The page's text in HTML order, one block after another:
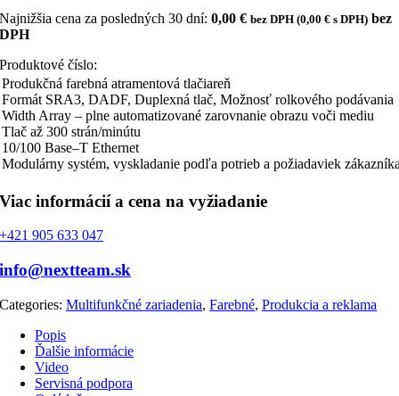
Najnižšia cena za posledných 30 dní:0,00€ bez DPH (0,00€ s DPH) bez
DPH
Produktové číslo:
Produkčná farebná atramentová tlačiareň
Formát SRA3, DADF, Duplexná tlač, Možnosť rolkového podávania
Width Array – plne automatizované zarovnanie obrazu voči mediu
Tlač až 300 strán/minútu
10/100 Base–T Ethernet
Modulárny systém, vyskladanie podľa potrieb a požiadaviek
Viac informácií a cena na vyžiadanie
+421 905 633 047
info@nextteam.sk
Categories:Multifunkčné zariadenia,Farebné,Produkcia a reklama
Popis
Ďalšie informácie
Video
Servisná podpora